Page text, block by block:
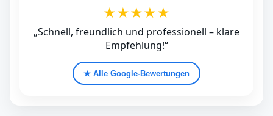
★★★★★
„Schnell, freundlich und professionell – klare
Empfehlung!“
★ Alle Google‑Bewertungen